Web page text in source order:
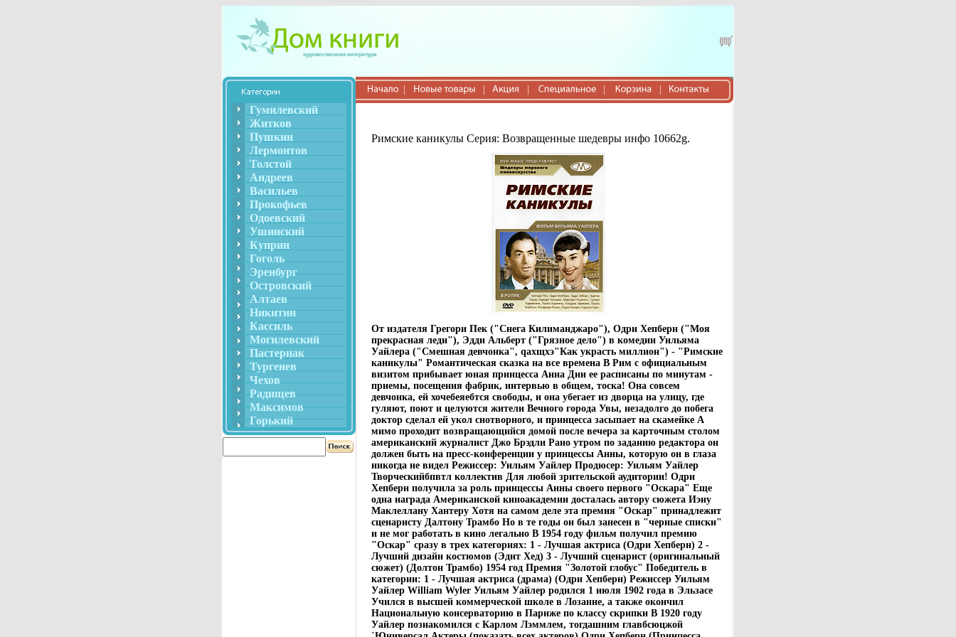
Гумилевский
Житков
Пушкин
Лермонтов
Толстой
Андреев
Васильев
Прокофьев
Одоевский
Ушинский
Куприн
Гоголь
Эренбург
Островский
Алтаев
Никитин
Кассиль
Могилевский
Пастернак
Тургенев
Чехов
Радищев
Максимов
Горький
Римские каникулы Серия: Возвращенные шедевры инфо 10662g.
От издателя Грегори Пек ("Снега Килиманджаро"), Одри Хепберн ("Моя
прекрасная леди"), Эдди Альберт ("Грязное дело") в комедии Уильяма
Уайлера ("Смешная девчонка", qахщхэ"Как украсть миллион") - "Римские
каникулы" Романтическая сказка на все времена В Рим с официальным
визитом прибывает юная принцесса Анна Дни ее расписаны по минутам -
приемы, посещения фабрик, интервью в общем, тоска! Она совсем
девчонка, ей хочебеяебтся свободы, и она убегает из дворца на улицу, где
гуляют, поют и целуются жители Вечного города Увы, незадолго до побега
доктор сделал ей укол снотворного, и принцесса засыпает на скамейке А
мимо проходит возвращающийся домой после вечера за карточным столом
американский журналист Джо Брэдли Рано утром по заданию редактора он
должен быть на пресс-конференции у принцессы Анны, которую он в глаза
никогда не видел Режиссер: Уильям Уайлер Продюсер: Уильям Уайлер
Творческийбпвтл коллектив Для любой зрительской аудитории! Одри
Хепберн получила за роль принцессы Анны своего первого "Оскара" Еще
одна награда Американской киноакадемии досталась автору сюжета Иэну
Маклеллану Хантеру Хотя на самом деле эта премия "Оскар" принадлежит
сценаристу Далтону Трамбо Но в те годы он был занесен в "черные списки"
и не мог работать в кино легально В 1954 году фильм получил премию
"Оскар" сразу в трех категориях: 1 - Лучшая актриса (Одри Хепберн) 2 -
Лучший дизайн костюмов (Эдит Хед) 3 - Лучший сценарист (оригинальный
сюжет) (Долтон Трамбо) 1954 год Премия "Золотой глобус" Победитель в
категории: 1 - Лучшая актриса (драма) (Одри Хепберн) Режиссер Уильям
Уайлер William Wyler Уильям Уайлер родился 1 июля 1902 года в Эльзасе
Учился в высшей коммерческой школе в Лозанне, а также окончил
Национальную консерваторию в Париже по классу скрипки В 1920 году
Уайлер познакомился с Карлом Лэммлем, тогдашним главбсюцжой